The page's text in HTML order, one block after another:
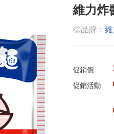
維力炸
◎品牌：
促銷價
促銷活動